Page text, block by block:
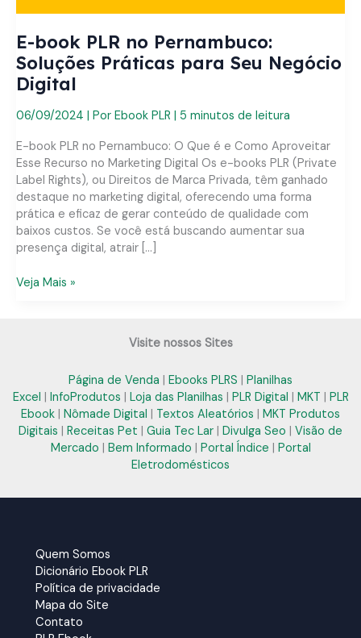
E-book PLR no Pernambuco:
Soluções Práticas para Seu Negócio
Digital
06/09/2024 | Por Ebook PLR | 5 minutos de leitura
E-book PLR no Pernambuco: O Que é e Como Aproveitar
Esse Recurso no Marketing Digital Os e-books PLR (Private
Label Rights), ou Direitos de Marca Privada, têm ganhado
destaque no marketing digital, oferecendo uma forma
prática e eficaz de gerar conteúdo de qualidade com
baixos custos. Se você está buscando aumentar sua
presença digital, atrair […]
E-
para
Seu
Negócio
Veja Mais »
Visite nossos Sites
Página de Venda | Ebooks PLRS | Planilhas
Excel | InfoProdutos | Loja das Planilhas | PLR Digital | MKT | PLR
Ebook | Nômade Digital | Textos Aleatórios | MKT Produtos
Digitais | Receitas Pet | Guia Tec Lar | Divulga Seo | Visão de
Mercado | Bem Informado | Portal Índice | Portal
Eletrodomésticos
Quem Somos
Dicionário Ebook PLR
Política de privacidade
Mapa do Site
Contato